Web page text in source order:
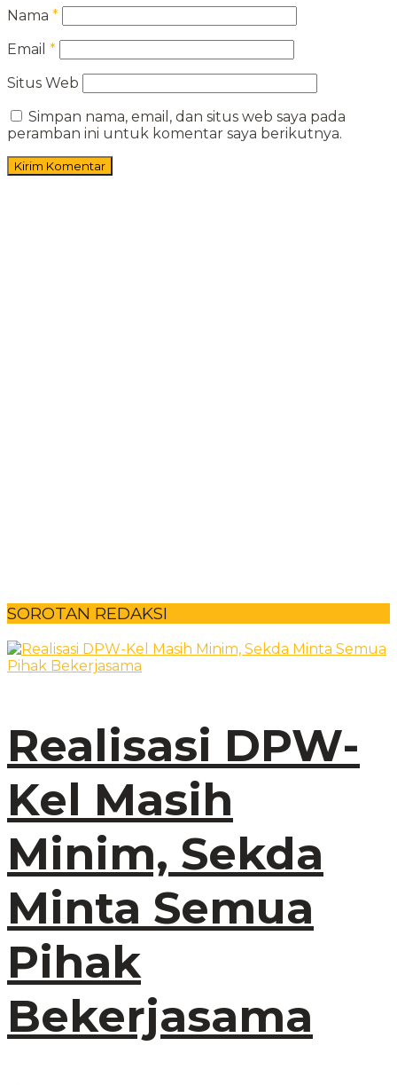
Nama *
Email *
Situs Web
Simpan nama, email, dan situs web saya pada
peramban ini untuk komentar saya berikutnya.
SOROTAN REDAKSI
Realisasi DPW-
Kel Masih
Minim, Sekda
Minta Semua
Pihak
Bekerjasama